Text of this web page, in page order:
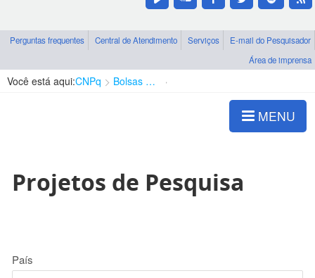
Perguntas frequentes Central de Atendimento Serviços
E-mail do Pesquisador
Área de imprensa
Você está aqui:CNPq Bolsas e Auxílios Vigentes
MENU
Projetos de Pesquisa
País